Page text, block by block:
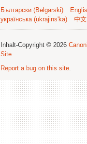
Български (Bəlgarski)
українська (ukrajins'ka)
中
Inhalt-Copyright © 2026
Site.
Report a bug on this site.